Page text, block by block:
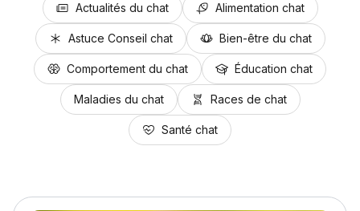
Actualités du chat Alimentation chat
Astuce Conseil chat Bien-être du chat
Comportement du chat Éducation chat
Maladies du chat Races de chat
Santé chat